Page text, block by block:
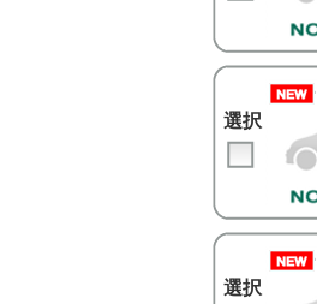
選択
選択